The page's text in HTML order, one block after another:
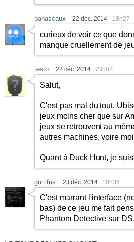
bahascaux 22 déc. 2014 18h27
curieux de voir ce que
manque cruellement de
testo 22 déc. 2014 23h02
Salut,
C'est pas mal du tout.
jeux moins cher que sur
jeux se retrouvent au
autres machines, voire
Quant à Duck Hunt, je
gurtifus 23 déc. 2014 10h36
C'est marrant l'interface
bas) de ce jeu me fait
Phantom Detective sur DS.